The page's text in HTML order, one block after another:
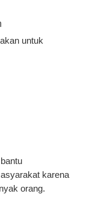
untuk
karena
orang.